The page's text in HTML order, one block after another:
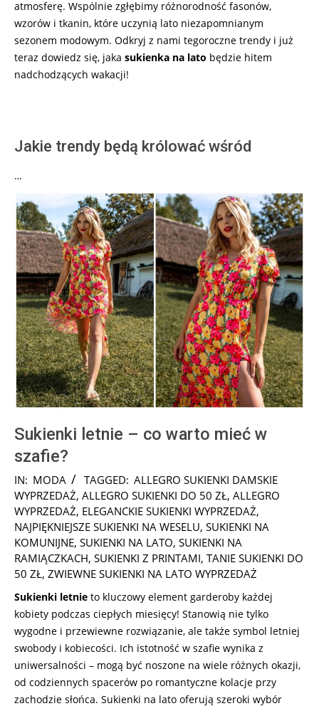
atmosferę. Wspólnie zgłębimy różnorodność fasonów,
wzorów i tkanin, które uczynią lato niezapomnianym
sezonem modowym. Odkryj z nami tegoroczne trendy i już
teraz dowiedz się, jaka sukienka na lato będzie hitem
nadchodzących wakacji!
Jakie trendy będą królować wśród
…
Sukienki letnie – co warto mieć w
szafie?
2026-
06-
03
IN: MODA TAGGED: ALLEGRO SUKIENKI DAMSKIE
WYPRZEDAŻ, ALLEGRO SUKIENKI DO 50 ZŁ, ALLEGRO
WYPRZEDAŻ, ELEGANCKIE SUKIENKI WYPRZEDAŻ,
NAJPIĘKNIEJSZE SUKIENKI NA WESELU, SUKIENKI NA
KOMUNIJNE, SUKIENKI NA LATO, SUKIENKI NA
RAMIĄCZKACH, SUKIENKI Z PRINTAMI, TANIE SUKIENKI DO
50 ZŁ, ZWIEWNE SUKIENKI NA LATO WYPRZEDAŻ
Sukienki letnie to kluczowy element garderoby każdej
kobiety podczas ciepłych miesięcy! Stanowią nie tylko
wygodne i przewiewne rozwiązanie, ale także symbol letniej
swobody i kobiecości. Ich istotność w szafie wynika z
uniwersalności – mogą być noszone na wiele różnych okazji,
od codziennych spacerów po romantyczne kolacje przy
zachodzie słońca. Sukienki na lato oferują szeroki wybór